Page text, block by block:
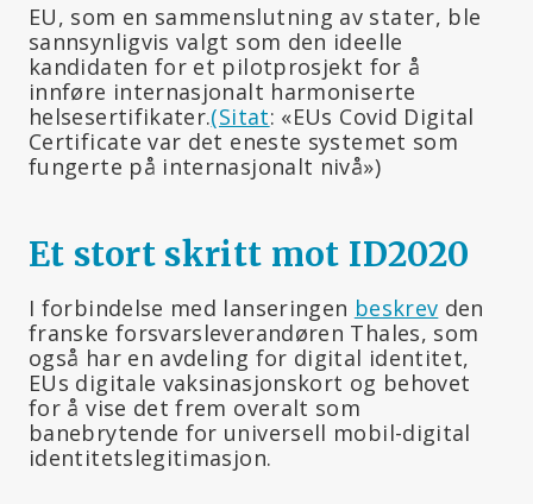
EU, som en sammenslutning av stater, ble
sannsynligvis valgt som den ideelle
kandidaten for et pilotprosjekt for å
innføre internasjonalt harmoniserte
helsesertifikater.(Sitat: «EUs Covid Digital
Certificate var det eneste systemet som
fungerte på internasjonalt nivå»)
Et stort skritt mot ID2020
I forbindelse med lanseringen beskrev den
franske forsvarsleverandøren Thales, som
også har en avdeling for digital identitet,
EUs digitale vaksinasjonskort og behovet
for å vise det frem overalt som
banebrytende for universell mobil-digital
identitetslegitimasjon.